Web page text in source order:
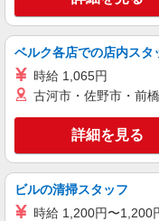
サー
時
通費全
キープ
派遣社員
株式会社kotrio /●NR-H-
名張
につけ
ベルク各店での店内スタ
時給 1,065円
古河市・佐野市・前
詳細を見る
ビルの清掃スタッフ
時給 1,200円〜1,200